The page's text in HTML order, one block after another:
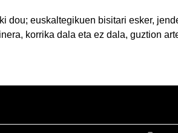
dou; euskaltegikuen bisitari esker,
korrika dala eta ez dala, guztion